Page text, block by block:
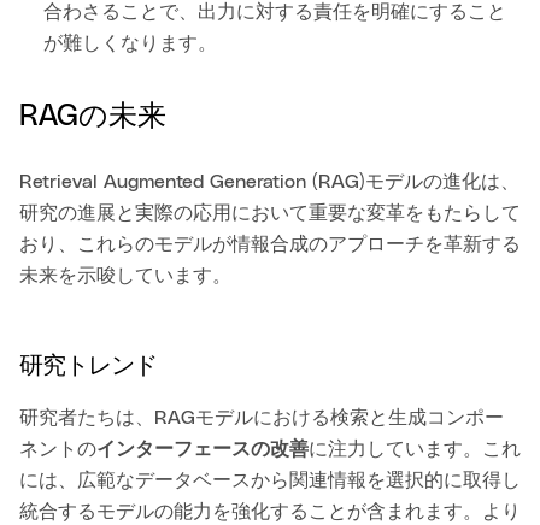
合わさることで、出力に対する責任を明確にすること
が難しくなります。
RAGの未来
Retrieval Augmented Generation (RAG)モデルの進化は、
研究の進展と実際の応用において重要な変革をもたらして
おり、これらのモデルが情報合成のアプローチを革新する
未来を示唆しています。
研究トレンド
研究者たちは、RAGモデルにおける検索と生成コンポー
ネントのインターフェースの改善に注力しています。これ
には、広範なデータベースから関連情報を選択的に取得し
統合するモデルの能力を強化することが含まれます。より